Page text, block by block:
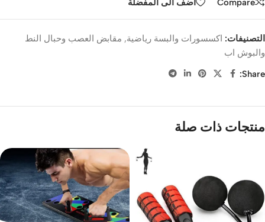
التصنيفات: اكسسورات والبسة رياضية, مقابض العصب وحبال النط
والبوش اب
Share:
منتجات ذات صلة